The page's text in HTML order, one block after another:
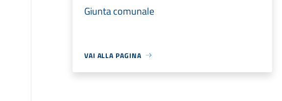
Giunta comunale
VAI ALLA PAGINA